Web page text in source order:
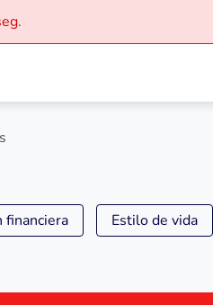
financiera Estilo de vida